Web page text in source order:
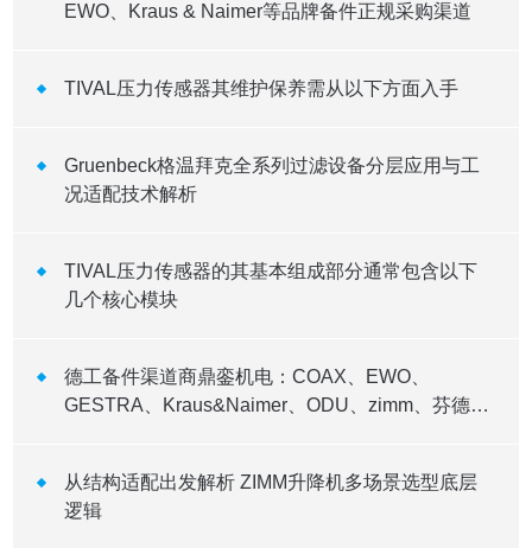
EWO、Kraus & Naimer等品牌备件正规采购渠道
TIVAL压力传感器其维护保养需从以下方面入手
Gruenbeck格温拜克全系列过滤设备分层应用与工
况适配技术解析
TIVAL压力传感器的其基本组成部分通常包含以下
几个核心模块
德工备件渠道商鼎銮机电：COAX、EWO、
GESTRA、Kraus&Naimer、ODU、zimm、芬德继
从结构适配出发解析 ZIMM升降机多场景选型底层
逻辑